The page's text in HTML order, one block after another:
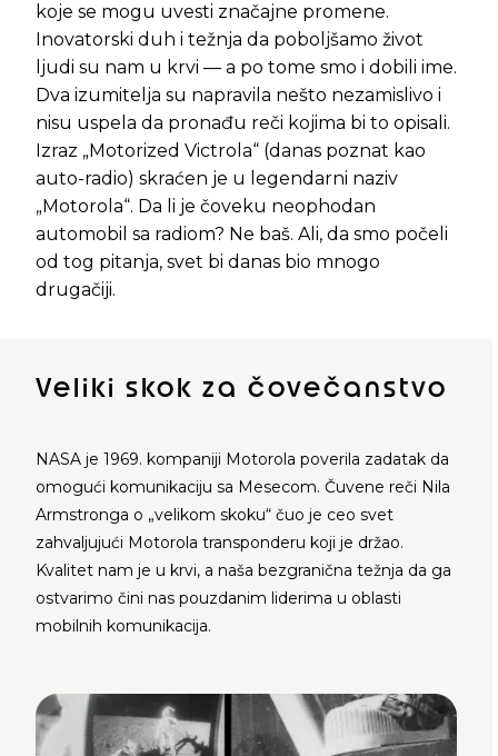
koje se mogu uvesti značajne promene.
Inovatorski duh i težnja da poboljšamo život
ljudi su nam u krvi — a po tome smo i dobili ime.
Dva izumitelja su napravila nešto nezamislivo i
nisu uspela da pronađu reči kojima bi to opisali.
Izraz „Motorized Victrola“ (danas poznat kao
auto-radio) skraćen je u legendarni naziv
„Motorola“. Da li je čoveku neophodan
automobil sa radiom? Ne baš. Ali, da smo počeli
od tog pitanja, svet bi danas bio mnogo
drugačiji.
Veliki skok za čovečanstvo
NASA je 1969. kompaniji Motorola poverila zadatak da
omogući komunikaciju sa Mesecom. Čuvene reči Nila
Armstronga o „velikom skoku“ čuo je ceo svet
zahvaljujući Motorola transponderu koji je držao.
Kvalitet nam je u krvi, a naša bezgranična težnja da ga
ostvarimo čini nas pouzdanim liderima u oblasti
mobilnih komunikacija.